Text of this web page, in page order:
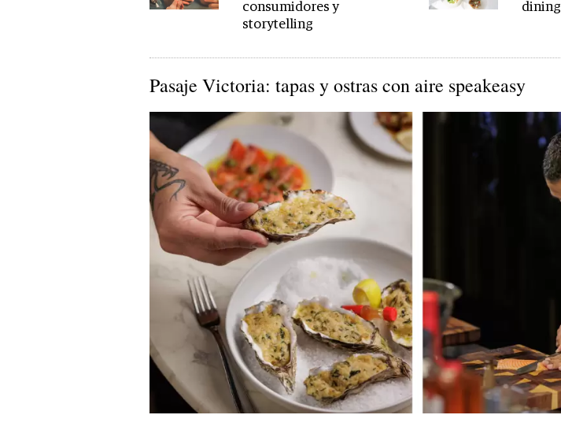
consumidores y
storytelling
dining
Pasaje Victoria: tapas y ostras con aire speakeasy